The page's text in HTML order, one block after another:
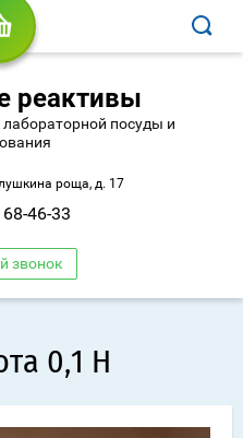
реактивы
посуды и
роща, д. 17
46-33
звонок
0,1 Н